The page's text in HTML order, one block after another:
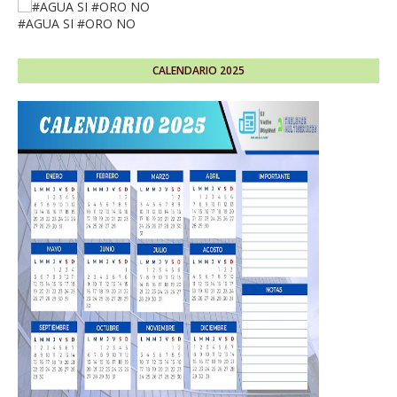
#AGUA SI #ORO NO
CALENDARIO 2025